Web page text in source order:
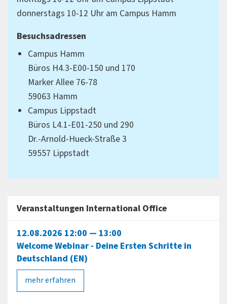
donnerstags 10-12 Uhr am Campus Hamm
Besuchsadressen
Campus Hamm
Büros H4.3-E00-150 und 170
Marker Allee 76-78
59063 Hamm
Campus Lippstadt
Büros L4.1-E01-250 und 290
Dr.-Arnold-Hueck-Straße 3
59557 Lippstadt
Veranstaltungen International Office
12.08.2026 12:00 — 13:00
Welcome Webinar - Deine Ersten Schritte in
Deutschland (EN)
mehr erfahren